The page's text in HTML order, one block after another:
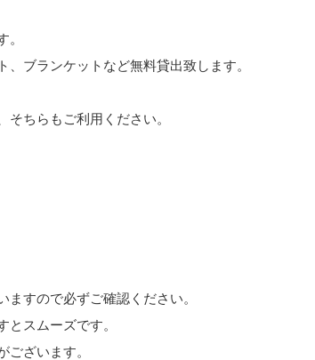
ブランケットなど無料貸出致します。
ちらもご利用ください。
すので必ずご確認ください。
スムーズです。
ざいます。